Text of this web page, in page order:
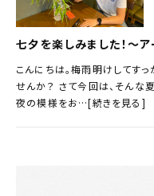
七夕を楽しみました！～
こんにちは。梅雨明けしてす
せんか？ さて今回は、そんな
夜の模様をお…[続きを見る]